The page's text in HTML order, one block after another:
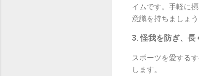
イムです。手軽に
意識を持ちましょう
3. 怪我を防ぎ、長
スポーツを愛する
します。